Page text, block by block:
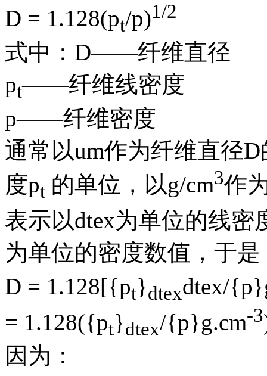
D = 1.128(pt/p)1/2
式中：D——纤维直径
pt——纤维线密度
p——纤维密度
通常以um作为纤维直径
度pt 的单位，以g/cm3作
表示以dtex为单位的线密
为单位的密度数值，于
D = 1.128[{pt}dtexdtex/
= 1.128({pt}dtex/{p}g.cm-3
因为：